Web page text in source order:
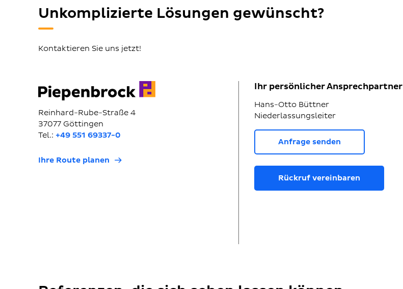
Unkomplizierte Lösungen gewünscht?
Kontaktieren Sie uns jetzt!
Reinhard-Rube-Straße 4
37077 Göttingen
Tel.: +49 551 69337-0
Ihre Route planen
Ihr persönlicher Ansprechpartner
Hans-Otto Büttner
Niederlassungsleiter
Anfrage senden
Rückruf vereinbaren